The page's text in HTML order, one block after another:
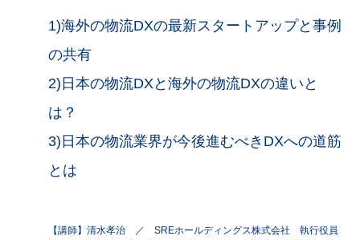
1)海外の物流DXの最新スタートアップと事例
の共有
2)日本の物流DXと海外の物流DXの違いと
は？
3)日本の物流業界が今後進むべきDXへの道筋
とは
【講師】 清水孝治 ／ SREホールディングス株式会社 執行役員